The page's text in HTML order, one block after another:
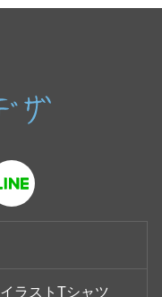
イラストTシャツ